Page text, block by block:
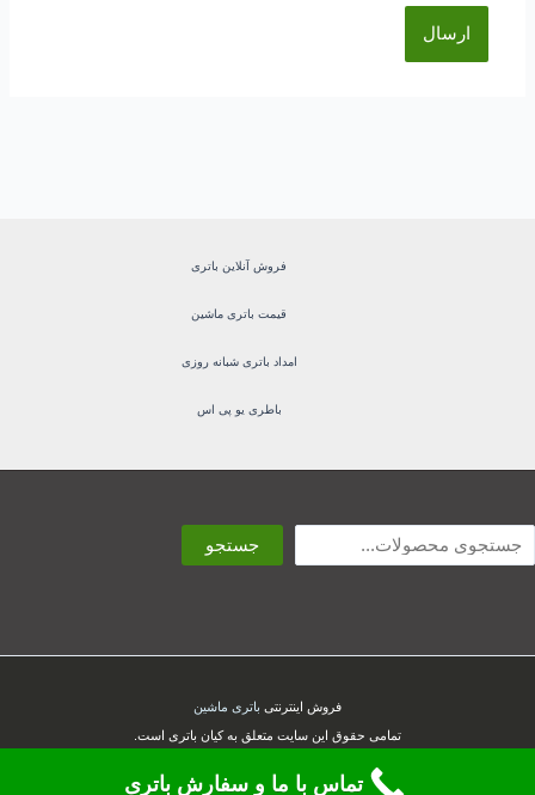
فروش آنلاین باتری
قیمت باتری ماشین
امداد باتری شبانه روزی
باطری یو پی اس
جستجو
فروش اینترنتی باتری ماشین
تمامی حقوق این سایت متعلق به کیان باتری است.
تماس با ما و سفارش باتری